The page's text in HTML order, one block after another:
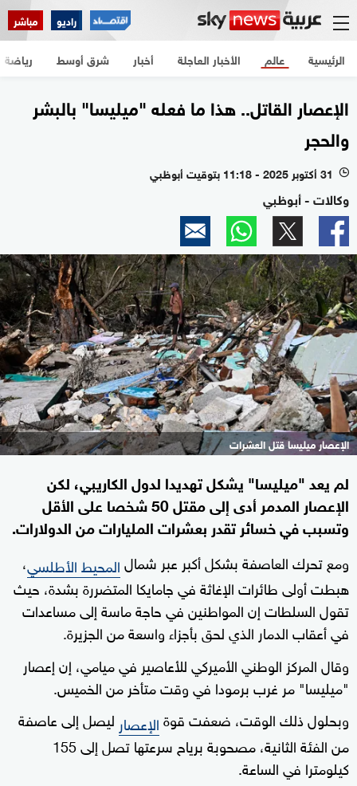
راديو مباشر
الرئيسية الأخبار العاجلة أخبار شرق أوسط عالم رياضة
الإعصار القاتل.. هذا ما فعله "ميليسا" بالبشر
والحجر
l 31 أكتوبر 2025 - 11:18 بتوقيت أبوظبي
وكالات - أبوظبي
الإعصار ميليسا قتل العشرات
لم يعد "ميليسا" يشكل تهديدا لدول الكاريبي، لكن
الإعصار المدمر أدى إلى مقتل 50 شخصا على الأقل
وتسبب في خسائر تقدر بعشرات المليارات من الدولارات.
ومع تحرك العاصفة بشكل أكبر عبر شمالالمحيط الأطلسي،
هبطت أولى طائرات الإغاثة في جامايكا المتضررة بشدة، حيث
تقول السلطات إن المواطنين في حاجة ماسة إلى مساعدات
في أعقاب الدمار الذي لحق بأجزاء واسعة من الجزيرة.
وقال المركز الوطني الأميركي للأعاصير في ميامي، إن إعصار
"ميليسا" مر غرب برمودا في وقت متأخر من الخميس.
وبحلول ذلك الوقت، ضعفت قوةالإعصار ليصل إلى عاصفة
من الفئة الثانية، مصحوبة برياح سرعتها تصل إلى 155
كيلومترا في الساعة.